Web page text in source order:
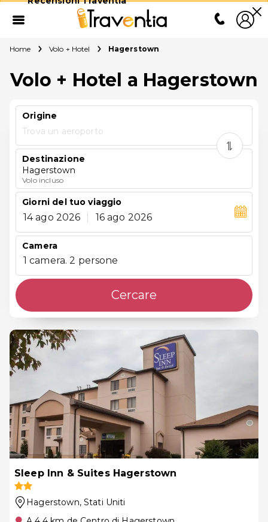
Home Volo + Hotel Hagerstown
Volo + Hotel a Hagerstown
Origine
Trova un aeroporto
Destinazione
Hagerstown
Volo incluso
Giorni del tuo viaggio
14 ago 2026 16 ago 2026
Camera
1 camera. 2 persone
Cercare
Sleep Inn & Suites Hagerstown
Hagerstown, Stati Uniti